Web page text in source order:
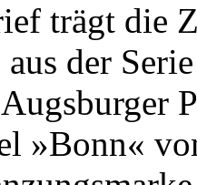
trägt die
der
»Bonn«